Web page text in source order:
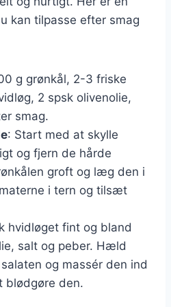
kan tilpasse efter smag
g grønkål, 2-3 friske
2 spsk olivenolie,
smag.
: Start med at skylle
og fjern de hårde
groft og læg den i
i tern og tilsæt
hvidløget fint og bland
salt og peber. Hæld
og massér den ind
blødgøre den.